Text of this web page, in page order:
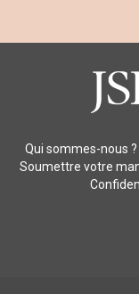
Qui sommes-nous ?
Soumettre votre